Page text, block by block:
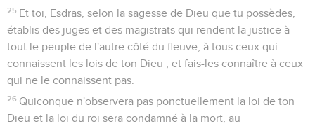
25 Et toi, Esdras, selon la sagesse de Dieu que tu possèdes,
établis des juges et des magistrats qui rendent la justice à
tout le peuple de l'autre côté du fleuve, à tous ceux qui
connaissent les lois de ton Dieu ; et fais-les connaître à ceux
qui ne le connaissent pas.
26 Quiconque n'observera pas ponctuellement la loi de ton
Dieu et la loi du roi sera condamné à la mort, au